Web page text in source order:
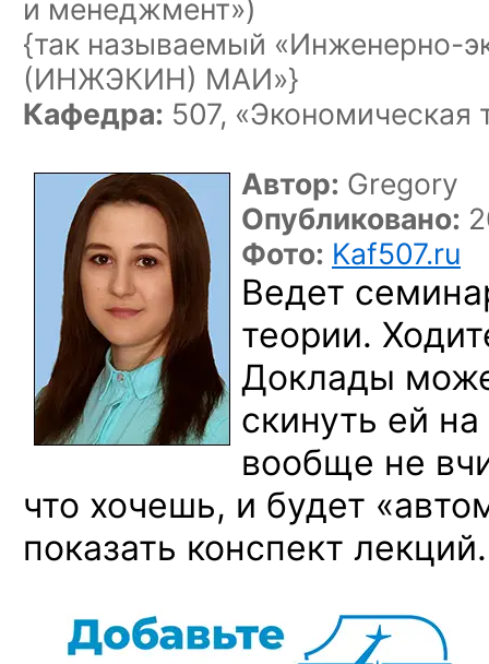
и менеджмент»)
{так называемый «Инженерно-
(ИНЖЭКИН) МАИ»}
Кафедра: 507, «Экономическая
Автор: Gregory
Опубликовано:
Фото: Kaf507.ru
Ведет
теории.
Доклады
скинуть ей
вообще не
что хочешь, и будет
показать конспект лекций.